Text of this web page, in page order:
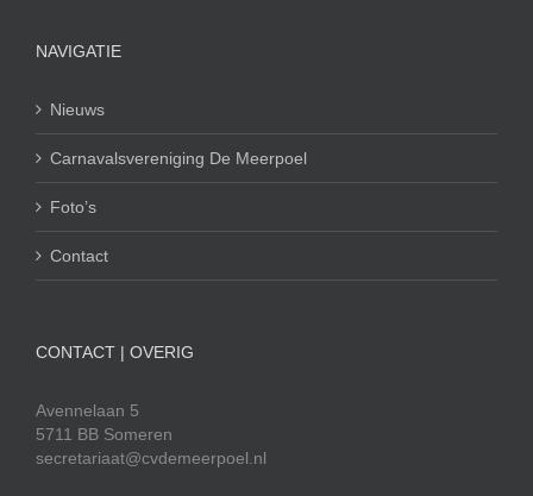
NAVIGATIE
Nieuws
Carnavalsvereniging De Meerpoel
Foto’s
Contact
CONTACT | OVERIG
Avennelaan 5
5711 BB Someren
secretariaat@cvdemeerpoel.nl